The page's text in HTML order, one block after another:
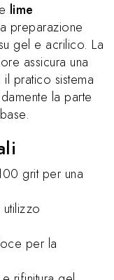
lime
preparazione
gel e acrilico. La
assicura una
pratico sistema
la parte
grit per una
per la